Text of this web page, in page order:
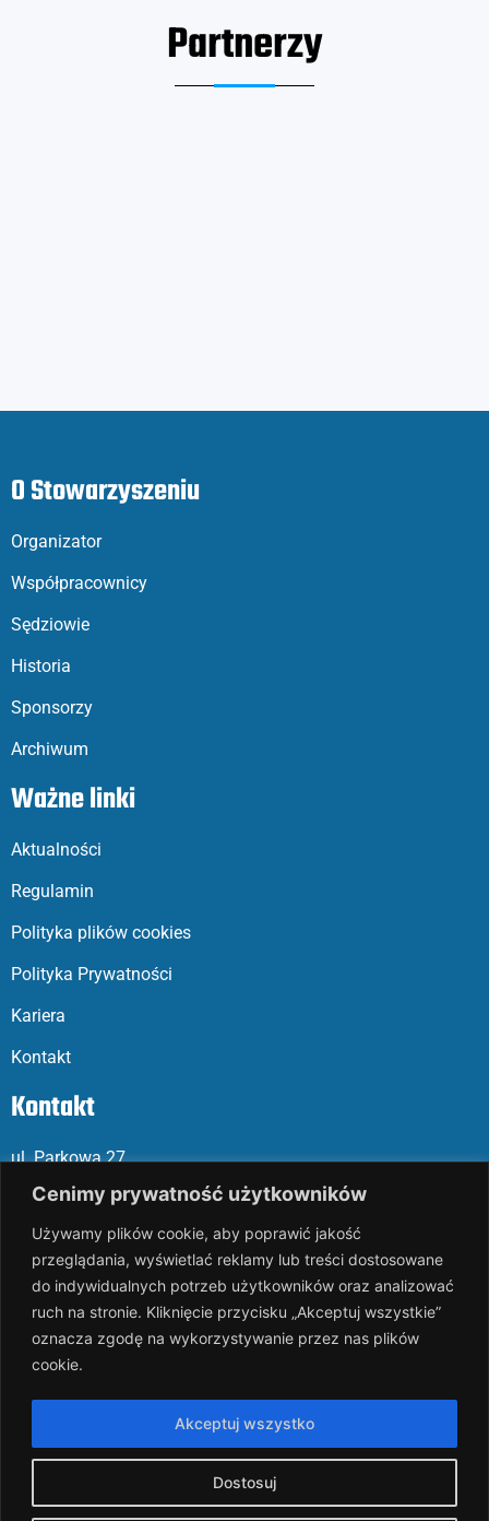
Cenimy prywatność użytkowników
Używamy plików cookie, aby poprawić jakość
przeglądania, wyświetlać reklamy lub treści dostosowane
do indywidualnych potrzeb użytkowników oraz analizować
ruch na stronie. Kliknięcie przycisku „Akceptuj wszystkie”
oznacza zgodę na wykorzystywanie przez nas plików
cookie.
Dostosuj
Akceptuj wszystko
Partnerzy
O Stowarzyszeniu
Organizator
Współpracownicy
Sędziowie
Historia
Sponsorzy
Archiwum
Ważne linki
Aktualności
Regulamin
Polityka plików cookies
Polityka Prywatności
Kariera
Kontakt
Kontakt
ul. Parkowa 27
05-120 Legionowo
Mail: slalp@slalp.com.pl
Telefon: 732 86 6 667 | 731 466 667
KRS 0000289744
NIP 536-18 3-07-25
REGON 1411
Rachunek bankowy: PKO BP 17 1020 10
1054
slalp.com.pl Copyright © 2024